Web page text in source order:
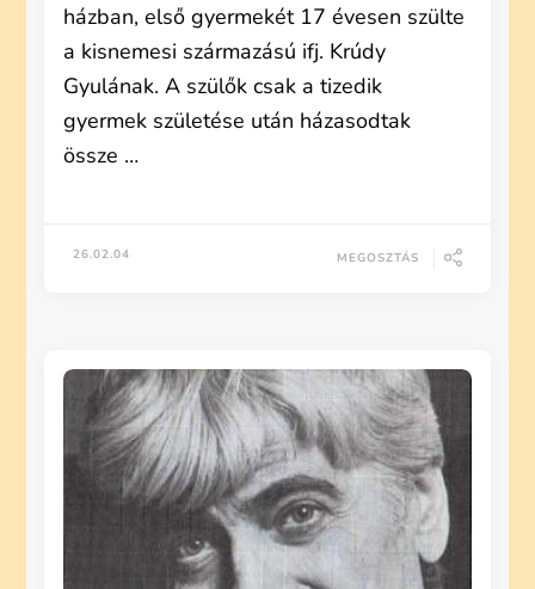
házban, első gyermekét 17 évesen szülte
a kisnemesi származású ifj. Krúdy
Gyulának. A szülők csak a tizedik
gyermek születése után házasodtak
össze …
26.02.04 MEGOSZTÁS